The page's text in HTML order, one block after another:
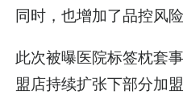
同时，也增加了品控风险
此次被曝医院标签枕套
盟店持续扩张下部分加